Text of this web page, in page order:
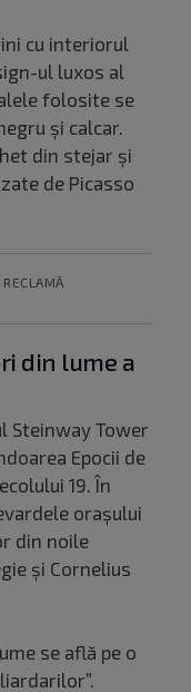
cu interiorul
ul luxos al
folosite se
și calcar.
din stejar și
de Picasso
din lume a
Steinway Tower
Epocii de
19. În
orașului
din noile
și Cornelius
se află pe o